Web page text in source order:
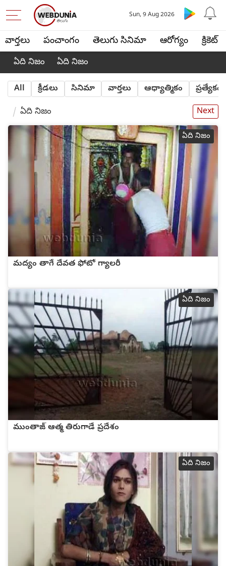
వార్తలు పంచాంగం తెలుగు సినిమా ఆరోగ్యం క్రికెట్
Sun, 9 Aug 2026
ఏది నిజం ఏది నిజం
All క్రీడలు సినిమా వార్తలు ఆధ్యాత్మికం ప్రత్యేకం
ఏది నిజం Next
ఏది నిజం
మద్యం తాగే దేవత ఫోటో గ్యాలరీ
ఏది నిజం
ముంతాజ్ ఆత్మ తిరుగాడే ప్రదేశం
ఏది నిజం